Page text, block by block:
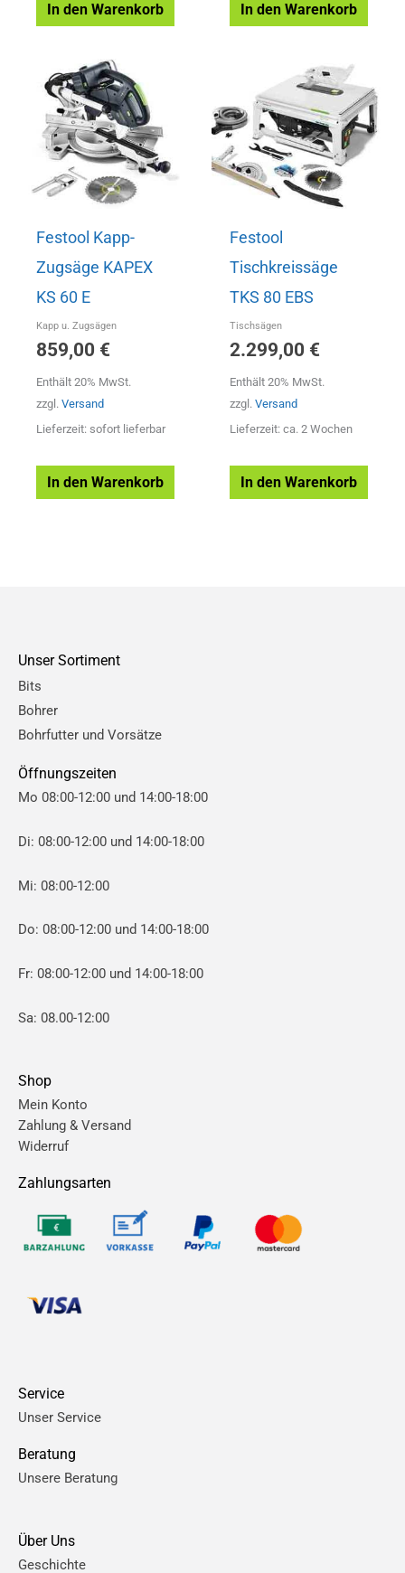
In den Warenkorb In den Warenkorb
Festool Kapp-
Zugsäge KAPEX
KS 60 E
Kapp u. Zugsägen
859,00 €
Enthält 20% MwSt.
zzgl. Versand
Lieferzeit: sofort lieferbar
In den Warenkorb
Festool
Tischkreissäge
TKS 80 EBS
Tischsägen
2.299,00 €
Enthält 20% MwSt.
zzgl. Versand
Lieferzeit: ca. 2 Wochen
In den Warenkorb
Unser Sortiment
Bits
Bohrer
Bohrfutter und Vorsätze
Öffnungszeiten
Mo 08:00-12:00 und 14:00-18:00
Di: 08:00-12:00 und 14:00-18:00
Mi: 08:00-12:00
Do: 08:00-12:00 und 14:00-18:00
Fr: 08:00-12:00 und 14:00-18:00
Sa: 08.00-12:00
Shop
Mein Konto
Zahlung & Versand
Widerruf
Zahlungsarten
Service
Unser Service
Beratung
Unsere Beratung
Über Uns
Geschichte